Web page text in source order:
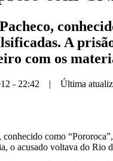
A
com os
- 22:42 | Última
conhecido como
o acusado voltava do Rio